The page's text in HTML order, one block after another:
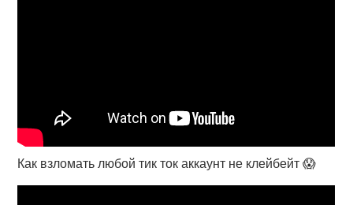
Как взломать любой тик ток аккаунт не клейбейт 😱